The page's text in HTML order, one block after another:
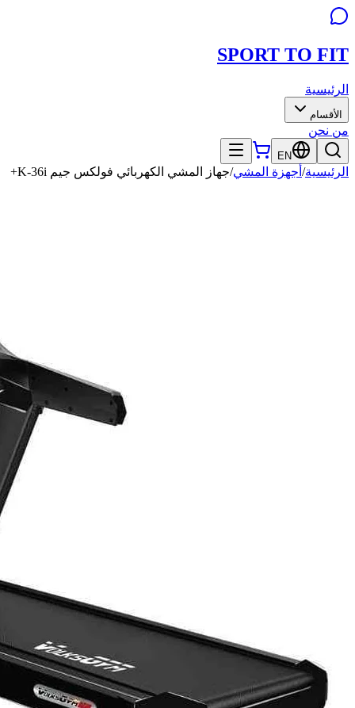
SPORT TO FIT
الرئيسية
الأقسام
من نحن
EN
الرئيسية/ أجهزة المشي/جهاز المشي الكهربائي فولكس جيم K-36i+